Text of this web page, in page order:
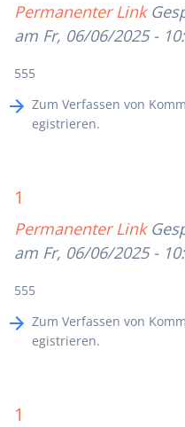
Permanenter Link
am Fr, 06/06/2025 -
555
Zum Verfassen von
egistrieren.
1
Permanenter Link
am Fr, 06/06/2025 -
555
Zum Verfassen von
egistrieren.
1